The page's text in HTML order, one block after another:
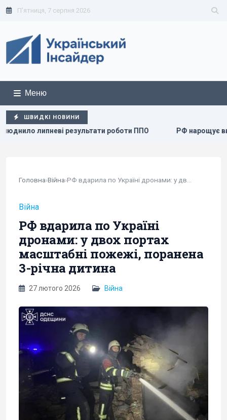
П'ятниця, 7 серпня 2026
Меню
ШВИДКІ НОВИНИ
роботи ППО РФ нарощує випуск "Іскандерів":
Головна›Війна›
Війна
РФ вдарила по Україні
дронами: у двох портах
масштабні пожежі, поранена
3-річна дитина
27 лютого 2026 Війна